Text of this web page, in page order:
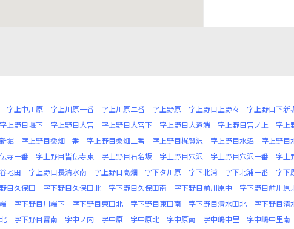
字上中川原 字上川原一番 字上川原二番 字上野原 字上野目上野々 字上野目下新
字上野目堰下 字上野目大宮 字上野目大宮下 字上野目大道端 字上野目宮ノ上 字上
堀 字上野目桑畑一番 字上野目桑畑二番 字上野目梶賀沢 字上野目水沼 字上野目
寺一番 字上野目皆伝寺東 字上野目石名坂 字上野目穴沢 字上野目穴沢一番 字上
地田 字上野目長清水南 字上野目高畑 字下タ川原 字下北浦 字下北浦一番 字下
目久保田 字下野目久保田北 字下野目久保田南 字下野目前川原中 字下野目前川原
字下野目川端下 字下野目東田北 字下野目東田南 字下野目清水田北 字下野目清
字下野目雷南 字中ノ内 字中原 字中原北 字中原南 字中嶋中里 字中嶋中里南